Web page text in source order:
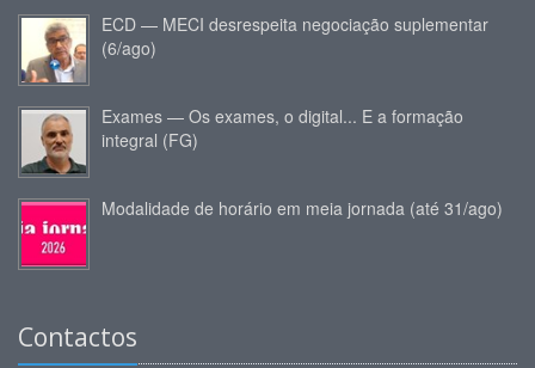
ECD — MECI desrespeita negociação suplementar
(6/ago)
Exames — Os exames, o digital... E a formação
integral (FG)
Modalidade de horário em meia jornada (até 31/ago)
Contactos